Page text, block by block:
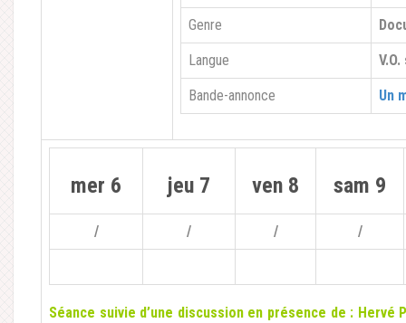
Genre
Langue
Bande-annonce Un
mer 6 jeu 7 ven 8 sam 9
/ / / /
Séance suivie d’une discussion en présence de :